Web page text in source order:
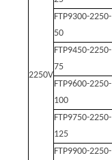
2250V
FTP9300-2250-
50
FTP9450-2250-
75
FTP9600-2250-
100
FTP9750-2250-
125
FTP9900-2250-